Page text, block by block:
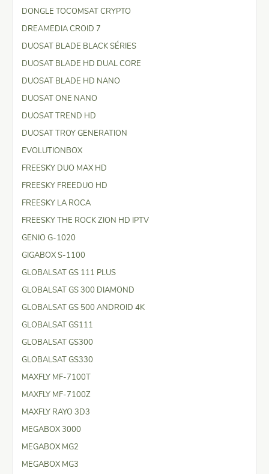
DONGLE TOCOMSAT CRYPTO
DREAMEDIA CROID 7
DUOSAT BLADE BLACK SÉRIES
DUOSAT BLADE HD DUAL CORE
DUOSAT BLADE HD NANO
DUOSAT ONE NANO
DUOSAT TREND HD
DUOSAT TROY GENERATION
EVOLUTIONBOX
FREESKY DUO MAX HD
FREESKY FREEDUO HD
FREESKY LA ROCA
FREESKY THE ROCK ZION HD IPTV
GENIO G-1020
GIGABOX S-1100
GLOBALSAT GS 111 PLUS
GLOBALSAT GS 300 DIAMOND
GLOBALSAT GS 500 ANDROID 4K
GLOBALSAT GS111
GLOBALSAT GS300
GLOBALSAT GS330
MAXFLY MF-7100T
MAXFLY MF-7100Z
MAXFLY RAYO 3D3
MEGABOX 3000
MEGABOX MG2
MEGABOX MG3